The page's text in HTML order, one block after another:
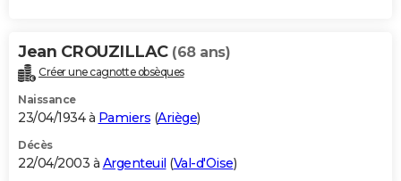
Jean CROUZILLAC (68 ans)
Créer une cagnotte obsèques
Naissance
23/04/1934 à Pamiers (Ariège)
Décès
22/04/2003 à Argenteuil (Val-d'Oise)